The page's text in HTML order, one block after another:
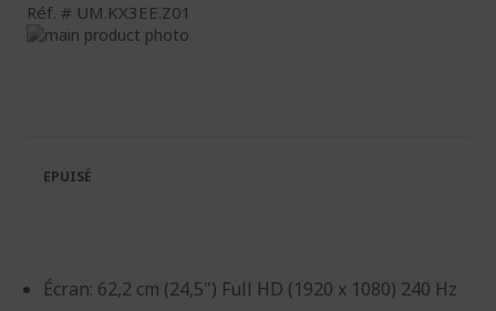
Réf. UM.KX3EE.Z01
Passer
galerie
d’images
Galerie
d’images
Écran: 62,2 cm (24,5") Full HD (1920 x 1080) 240 Hz
EPUISÉ